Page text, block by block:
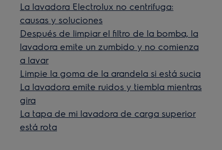
La lavadora Electrolux no centrifuga:
causas y soluciones
Después de limpiar el filtro de la bomba, la
lavadora emite un zumbido y no comienza
a lavar
Limpie la goma de la arandela si está sucia
La lavadora emite ruidos y tiembla mientras
gira
La tapa de mi lavadora de carga superior
está rota